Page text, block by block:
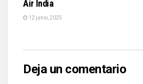
Air India
12 junio, 2025
Deja un comentario